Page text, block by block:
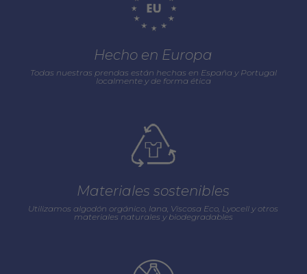
Hecho en Europa
Todas nuestras prendas están hechas en España y Portugal
localmente y de forma ética
Materiales sostenibles
Utilizamos algodón orgánico, lana, Viscosa Eco, Lyocell y otros
materiales naturales y biodegradables